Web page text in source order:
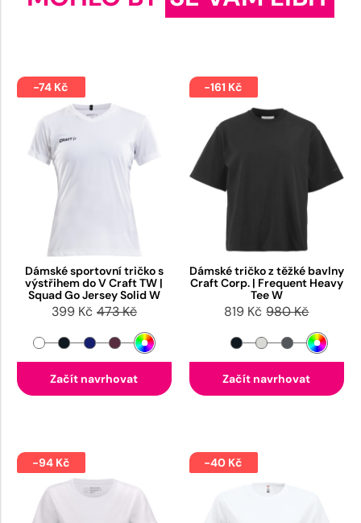
-74 Kč
Dámské sportovní tričko s
výstřihem do V Craft TW |
Squad Go Jersey Solid W
399 Kč 473 Kč
Začít navrhovat
-161 Kč
Dámské tričko z těžké bavlny
Craft Corp. | Frequent Heavy
Tee W
819 Kč 980 Kč
Začít navrhovat
-94 Kč -40 Kč